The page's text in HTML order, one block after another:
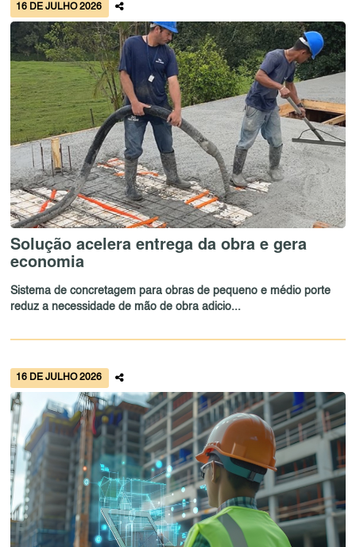
16 DE JULHO 2026
Solução acelera entrega da obra e gera
economia
Sistema de concretagem para obras de pequeno e médio porte
reduz a necessidade de mão de obra adicio...
16 DE JULHO 2026